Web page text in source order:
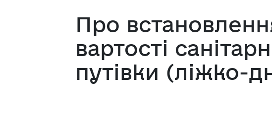
Про
вартості
путівки (ліжко-